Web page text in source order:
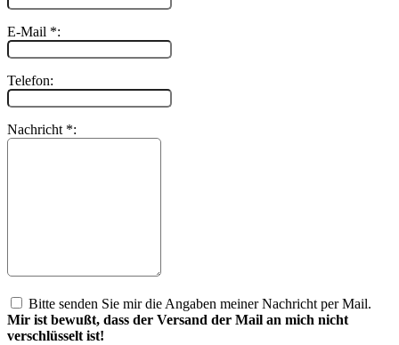
E-Mail *:
Telefon:
Nachricht *:
Bitte senden Sie mir die Angaben meiner Nachricht per Mail.
Mir ist bewußt, dass der Versand der Mail an mich nicht
verschlüsselt ist!